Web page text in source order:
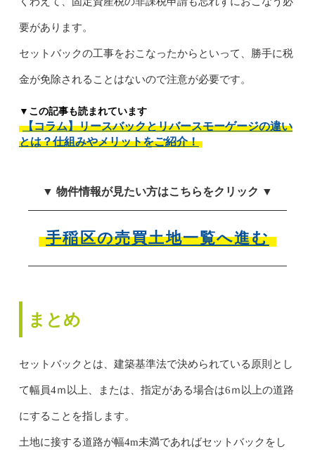
要があります。
セットバックの工事をおこなったからといって、勝手に税
金が免除されることはないので注意が必要です。
▼この記事も読まれています
【コラム】リースバックとリバースモーゲージの違い
とは？仕組みやメリットをご紹介！
▼ 物件情報が見たい方はこちらをクリック ▼
手稲区の売買土地一覧へ進む
まとめ
セットバックとは、建築基準法で決められている原則とし
て幅員4ｍ以上、または、指定がある場合は6ｍ以上の道路
にすることを指します。
土地に接する道路が幅4m未満であればセットバックをし